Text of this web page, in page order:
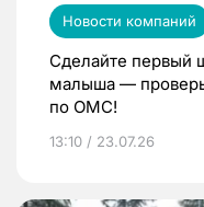
Новости компаний
Сделайте первый
малыша —
по ОМС!
13:10 / 23.07.26